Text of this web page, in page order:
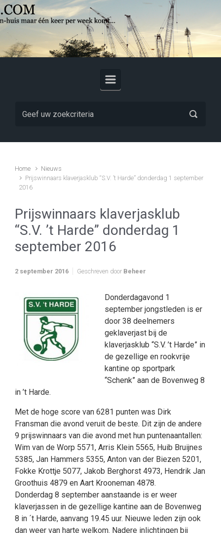
Skip to main content
Home
Nieuws
Prijswinnaars klaverjasklub “S.V. ’t Harde” donderdag 1 september
2016
Prijswinnaars klaverjasklub
“S.V. ’t Harde” donderdag 1
september 2016
2 september 2016 Geschreven door Beheer
Donderdagavond 1
september jongstleden is er
door 38 deelnemers
geklaverjast bij de
klaverjasklub “S.V. ’t Harde” in
de gezellige en rookvrije
kantine op sportpark
“Schenk” aan de Bovenweg 8
in ’t Harde.
Met de hoge score van 6281 punten was Dirk
Fransman die avond veruit de beste. Dit zijn de andere
9 prijswinnaars van die avond met hun puntenaantallen:
Wim van de Worp 5571, Arris Klein 5565, Huib Bruijnes
5385, Jan Hammers 5355, Anton van der Biezen 5201,
Fokke Krottje 5077, Jakob Berghorst 4973, Hendrik Jan
Groothuis 4879 en Aart Krooneman 4878.
Donderdag 8 september aanstaande is er weer
klaverjassen in de gezellige kantine aan de Bovenweg
8 in ´t Harde, aanvang 19.45 uur. Nieuwe leden zijn ook
dan weer van harte welkom. Nadere inlichtingen bij